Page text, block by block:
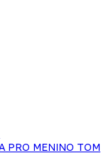
MENINO TOM